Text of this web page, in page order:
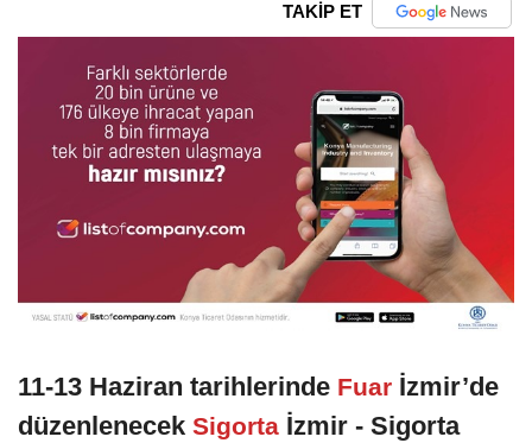
TAKİP ET
11-13 Haziran tarihlerinde Fuar İzmir’de
düzenlenecek Sigorta İzmir - Sigorta